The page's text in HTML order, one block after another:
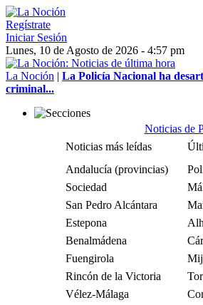
Regístrate
Iniciar Sesión
Lunes, 10 de Agosto de 2026 - 4:57 pm
La Noción | La Policía Nacional ha
criminal...
Noticias de
Noticias más leídas
Andalucía (provincias)
Sociedad
San Pedro Alcántara
Estepona
Benalmádena
Fuengirola
Rincón de la Victoria
Vélez-Málaga